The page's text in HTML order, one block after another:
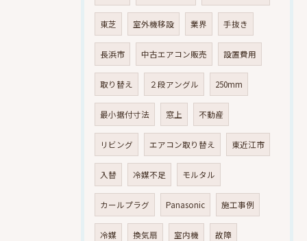
東芝 室外機移設 業界 手抜き
長浜市 中古エアコン販売 設置費用
取り替え ２段アングル 250mm
最小据付寸法 窓上 不動産
リビング エアコン取り替え 東近江市
入替 冷媒不足 モルタル
カールプラグ Panasonic 施工事例
冷媒 換気扇 室内機 故障